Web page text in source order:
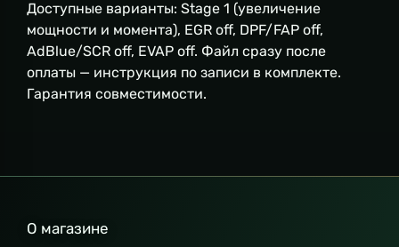
Доступные варианты: Stage 1 (увеличение
мощности и момента), EGR off, DPF/FAP off,
AdBlue/SCR off, EVAP off. Файл сразу после
оплаты — инструкция по записи в комплекте.
Гарантия совместимости.
О магазине